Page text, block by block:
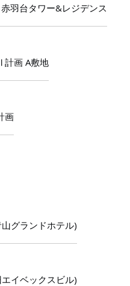
羽台タワー&レジデンス
画 A敷地
画
グランドホテル)
イベックスビル)